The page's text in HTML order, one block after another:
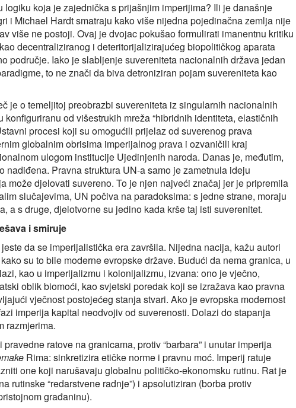
koja je zajednička s prijašnjim imperijima? Ili je današnje
i Michael Hardt smatraju kako više nijedna pojedinačna zemlja nije
više ne postoji. Ovaj je dvojac pokušao formulirati imanentnu kritiku
decentraliziranog i deteritorijalizirajućeg biopolitičkog aparata
područje. Iako je slabljenje suvereniteta nacionalnih država jedan
to ne znači da biva detroniziran pojam suvereniteta kao
je o temeljitoj preobrazbi suvereniteta iz singularnih nacionalnih
od višestrukih mreža “hibridnih identiteta, elastičnih
procesi koji su omogućili prijelaz od suverenog prava
globalnim obrisima imperijalnog prava i ozvaničili kraj
ulogom institucije Ujedinjenih naroda. Danas je, međutim,
nadiđena. Pravna struktura UN-a samo je zametnula ideju
može djelovati suvereno. To je njen najveći značaj jer je pripremila
slučajevima, UN počiva na paradoksima: s jedne strane, moraju
a s druge, djelotvorne su jedino kada krše taj isti suverenitet.
i smiruje
da se imperijalistička era završila. Nijedna nacija, kažu autori
su to bile moderne evropske države. Budući da nema granica, u
kao u imperijalizmu i kolonijalizmu, izvana: ono je vječno,
oblik biomoći, kao svjetski poredak koji se izražava kao pravna
vječnost postojećeg stanja stvari. Ako je evropska modernost
imperija kapital neodvojiv od suverenosti. Dolazi do stapanja
razmjerima.
ratove na granicama, protiv “barbara” i unutar imperija
Rima: sinkretizira etičke norme i pravnu moć. Imperij ratuje
one koji narušavaju globalnu političko-ekonomsku rutinu. Rat je
rutinske “redarstvene radnje”) i apsolutiziran (borba protiv
građaninu).